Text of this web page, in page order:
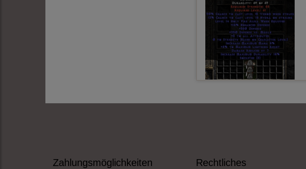
Zahlungsmöglichkeiten Rechtliches